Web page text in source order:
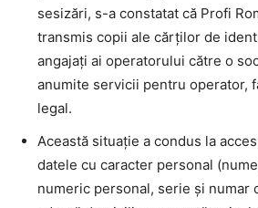
sesizări, s-a constatat că Profi
transmis copii ale cărților de
angajați ai operatorului către o
anumite servicii pentru operator,
legal.
Această situație a condus la
datele cu caracter personal
numeric personal, serie și numar